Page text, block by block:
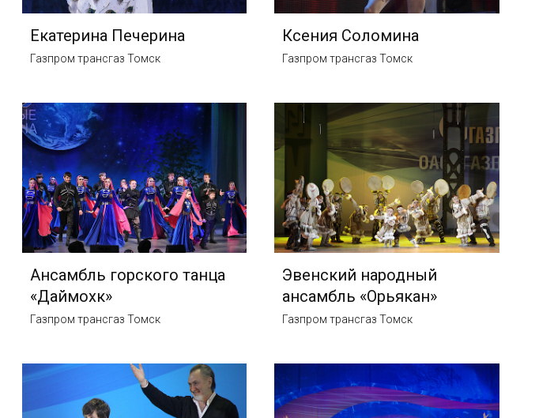
Екатерина Печерина
Газпром трансгаз Томск
Ксения Соломина
Газпром трансгаз Томск
Ансамбль горского танца
«Даймохк»
Газпром трансгаз Томск
Эвенский народный
ансамбль «Орьякан»
Газпром трансгаз Томск